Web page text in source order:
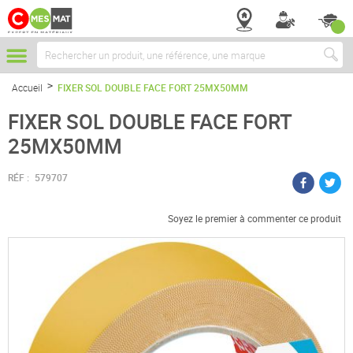
Chercher
Accueil FIXER SOL DOUBLE FACE FORT 25MX50MM
FIXER SOL DOUBLE FACE FORT
25MX50MM
RÉF : 579707
Soyez le premier à commenter ce produit
Passer